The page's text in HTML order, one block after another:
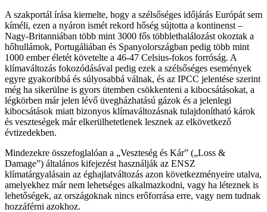
A szakportál írása kiemelte, hogy a szélsőséges időjárás Európát sem
kíméli, ezen a nyáron ismét rekord hőség sújtotta a kontinenst –
Nagy-Britanniában több mint 3000 fős többlethalálozást okoztak a
hőhullámok, Portugáliában és Spanyolországban pedig több mint
1000 ember életét követelte a 46-47 Celsius-fokos forróság. A
klímaváltozás fokozódásával pedig ezek a szélsőséges események
egyre gyakoribbá és súlyosabbá válnak, és az IPCC jelentése szerint
még ha sikerülne is gyors ütemben csökkenteni a kibocsátásokat, a
légkörben már jelen lévő üvegházhatású gázok és a jelenlegi
kibocsátások miatt bizonyos klímaváltozásnak tulajdonítható károk
és veszteségek már elkerülhetetlenek lesznek az elkövetkező
évtizedekben.
Mindezekre összefoglalóan a „Veszteség és Kár” („Loss &
Damage”) általános kifejezést használják az ENSZ
klímatárgyalásain az éghajlatváltozás azon következményeire utalva,
amelyekhez már nem lehetséges alkalmazkodni, vagy ha léteznek is
lehetőségek, az országoknak nincs erőforrása erre, vagy nem tudnak
hozzáférni azokhoz.